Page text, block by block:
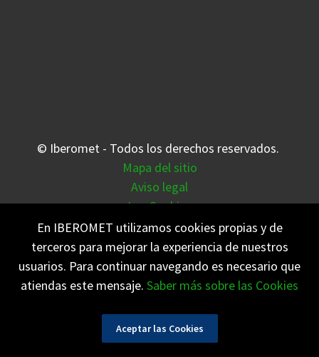
© Iberomet - Todos los derechos reservados.
Mapa del sitio
Aviso legal
Las Cookies
Meteovigo
Notificaciones Push
En IBEROMET utilizamos cookies propias y de
terceros para mejorar la experiencia de nuestros
usuarios. Para continuar navegando es necesario que
atiendas este mensaje. Saber más sobre las Cookies
Aceptar las Cookies